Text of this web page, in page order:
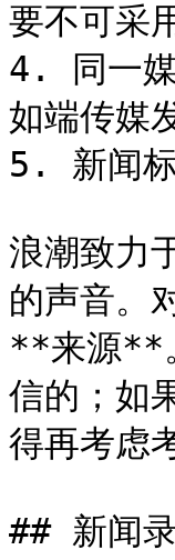
要不可采
4. 同一媒
如端传媒
5. 新闻
浪潮致力
的声音。
**来源**
信的；如
得再考虑
## 新闻